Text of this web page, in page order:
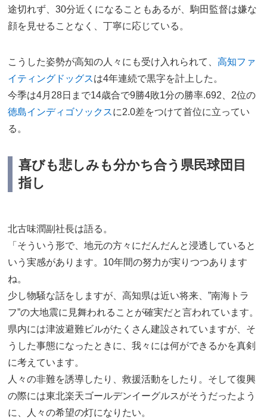
途切れず、30分近くになることもあるが、駒田監督は嫌な
顔を見せることなく、丁寧に応じている。
こうした姿勢が高知の人々にも受け入れられて、高知ファ
イティングドッグスは4年連続で黒字を計上した。
今季は4月28日まで14歳合で9勝4敗1分の勝率.692、2位の
徳島インディゴソックスに2.0差をつけて首位に立ってい
る。
喜びも悲しみも分かち合う県民球団目
指し
北古味潤副社長は語る。
「そういう形で、地元の方々にだんだんと浸透していると
いう実感があります。10年間の努力が実りつつあります
ね。
少し物騒な話をしますが、高知県は近い将来、”南海トラ
フ”の大地震に見舞われることが確実だと言われています。
県内には津波避難ビルがたくさん建設されていますが、そ
うした事態になったときに、我々には何ができるかを真剣
に考えています。
人々の非難を誘導したり、救援活動をしたり。そして復興
の際には東北楽天ゴールデンイーグルスがそうだったよう
に、人々の希望の灯になりたい。